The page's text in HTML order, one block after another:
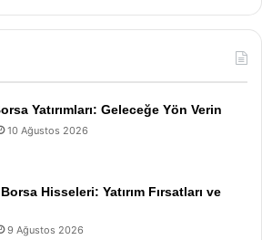
Yatırımları: Geleceğe Yön Verin
10 Ağustos 2026
Hisseleri: Yatırım Fırsatları ve
9 Ağustos 2026